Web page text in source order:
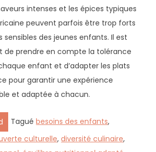
intenses et les épices typiques
peuvent parfois être trop forts
sensibles des jeunes enfants. Il est
de prendre en compte la tolérance
enfant et d’adapter les plats
pour garantir une expérience
et adaptée à chacun.
Taguébesoins des enfants,
culturelle,diversité culinaire,